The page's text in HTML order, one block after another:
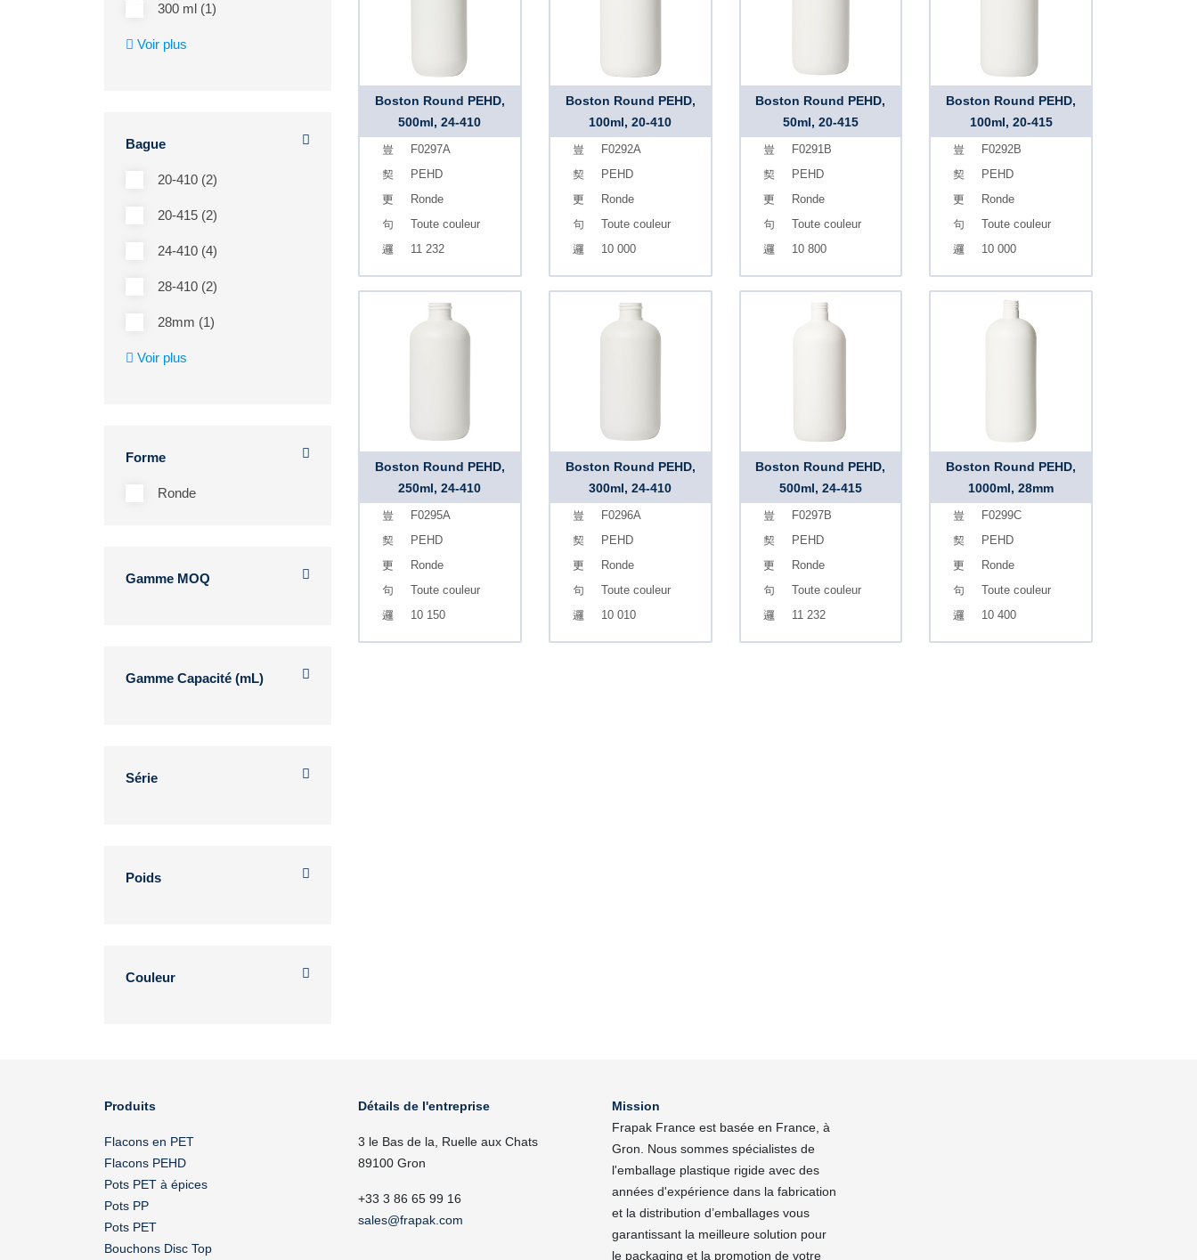
300 ml (1)
Voir plus
Bague
20-410 (2)
20-415 (2)
24-410 (4)
28-410 (2)
28mm (1)
Voir plus
Forme
Ronde
Gamme MOQ
Gamme Capacité (mL)
Série
Poids
Couleur
Boston Round PEHD,
500ml, 24-410
F0297A
PEHD
Ronde
Toute couleur
11 232
Boston Round PEHD,
100ml, 20-410
F0292A
PEHD
Ronde
Toute couleur
10 000
Boston Round PEHD,
50ml, 20-415
F0291B
PEHD
Ronde
Toute couleur
10 800
Boston Round PEHD,
100ml, 20-415
F0292B
PEHD
Ronde
Toute couleur
10 000
Boston Round PEHD,
250ml, 24-410
F0295A
PEHD
Ronde
Toute couleur
10 150
Boston Round PEHD,
300ml, 24-410
F0296A
PEHD
Ronde
Toute couleur
10 010
Boston Round PEHD,
500ml, 24-415
F0297B
PEHD
Ronde
Toute couleur
11 232
Boston Round PEHD,
1000ml, 28mm
F0299C
PEHD
Ronde
Toute couleur
10 400
Produits
Flacons en PET
Flacons PEHD
Pots PET à épices
Pots PP
Pots PET
Bouchons Disc Top
Détails de l'entreprise
3 le Bas de la, Ruelle aux Chats
89100 Gron
+33 3 86 65 99 16
sales@frapak.com
Mission
Frapak France est basée en France, à
Gron. Nous sommes spécialistes de
l'emballage plastique rigide avec des
années d'expérience dans la fabrication
et la distribution d’emballages vous
garantissant la meilleure solution pour
le packaging et la promotion de votre